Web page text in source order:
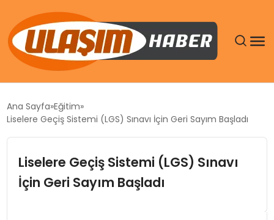
DÜNYA
EKONOMI
Ana Sayfa Eğitim
Liselere Geçiş Sistemi (LGS) Sınavı İçin Geri Sayım Başladı
Liselere Geçiş Sistemi (LGS) Sınavı
İçin Geri Sayım Başladı